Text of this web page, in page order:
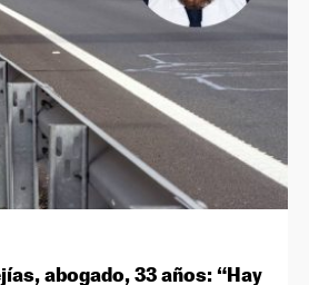
abogado, 33 años: “Hay